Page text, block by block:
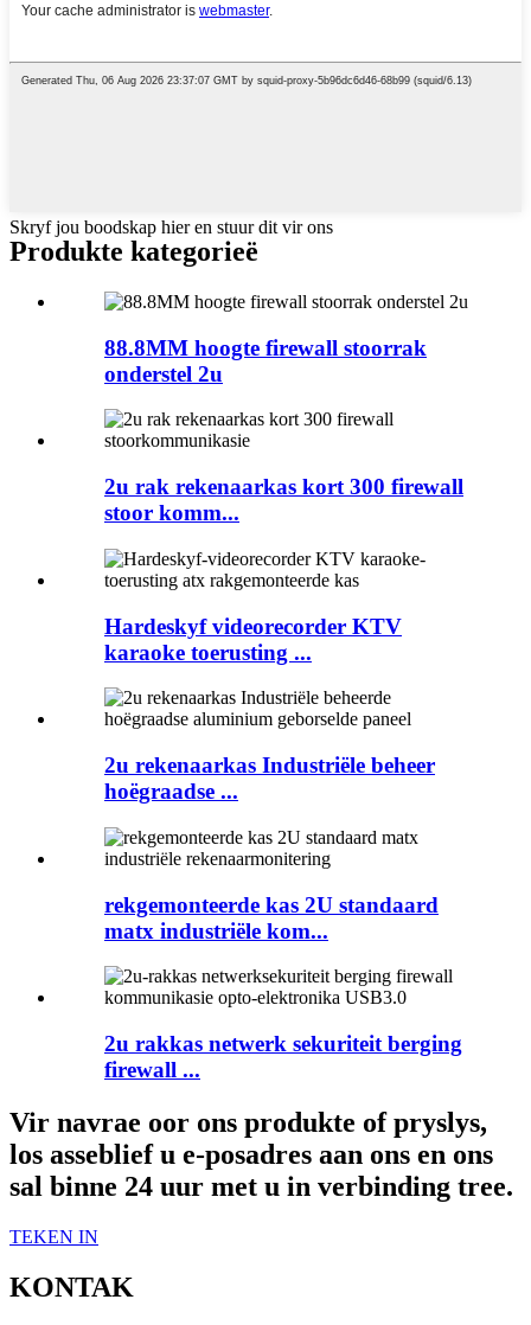
Skryf jou boodskap hier en stuur dit vir ons
Produkte kategorieë
88.8MM hoogte firewall stoorrak
onderstel 2u
2u rak rekenaarkas kort 300 firewall
stoor komm...
Hardeskyf videorecorder KTV
karaoke toerusting ...
2u rekenaarkas Industriële beheer
hoëgraadse ...
rekgemonteerde kas 2U standaard
matx industriële kom...
2u rakkas netwerk sekuriteit berging
firewall ...
Vir navrae oor ons produkte of pryslys,
los asseblief u e-posadres aan ons en ons
sal binne 24 uur met u in verbinding tree.
TEKEN IN
KONTAK